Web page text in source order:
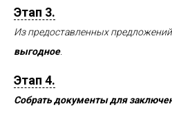
Этап 3.
Из предоставленных предложений
выгодное.
Этап 4.
Собрать документы для